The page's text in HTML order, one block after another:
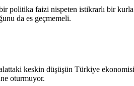
politika faizi nispeten istikrarlı bir
da es geçmemeli.
keskin düşüşün Türkiye
oturmuyor.